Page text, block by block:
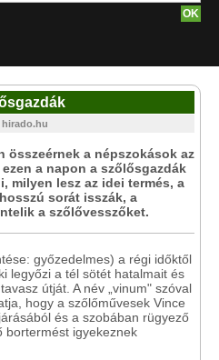
hirado.hu
összeérnek a népszokások az
a napon a szőlősgazdák
milyen lesz az idei termés, a
sorát isszák, a
a szőlővesszőket.
győzedelmes) a régi időktől
legyőzi a tél sötét hatalmait és
útját. A név „vinum" szóval
hogy a szőlőművesek Vince
és a szobában rügyező
bortermést igyekeznek